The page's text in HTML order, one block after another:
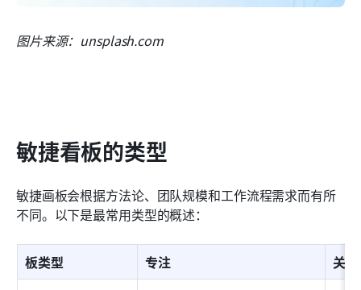
图片来源：unsplash.com
敏捷看板的类型
敏捷画板会根据方法论、团队规模和工作流程需求而有所
不同。以下是最常用类型的概述：
板类型 专注 关